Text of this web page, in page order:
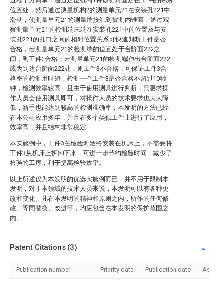
位置处，然后通过测量机构2的测量单元21在安装孔221中
滑动，使测量单元21的测量端接触到被测内锥面，通过观
察测量单元21的检测端末端在安装孔221中的位置及与安
装孔221的孔口之间的相对位置关系可快速判断工件是否
合格，若测量单元21的检测端的位置处于台阶面222之
间，则工件3合格；若测量单元21的检测端伸出台阶面222
或为到达台阶面222处，则工件3不合格，可保证工件3合
格率的检测用时短，检测一个工件3是否合格不超过10秒
钟，检测效率较高，且由于使用测具进行判断，只要求操
作人员会使用测具即可，对操作人员的技术要求也大大降
低，新手也能达到较高的检测准确率，本发明的方法已经
在本公司应用多年，并且在多个类似工件上进行了应用，
效率高，并且结构非常稳定
本实施例中，工件3在检验时始终安装在机床上，不需要将
工件3从机床上拆卸下来，可进一步节约检验时间，减少了
检验的工序，利于提高检验效率。
以上所述仅为本发明的优选实施例而已，并不用于限制本
发明，对于本领域的技术人员来说，本发明可以有各种更
改和变化。凡在本发明的精神和原则之内，所作的任何修
改、等同替换、改进等，均应包含在本发明的保护范围之
内。
Patent Citations (3)
Publication number Priority date Publication date